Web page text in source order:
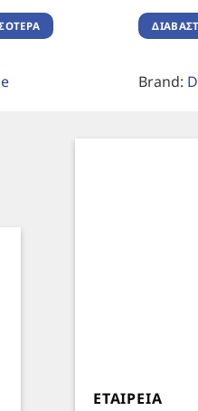
Brand:
ΕΤΑΙΡΕΊΑ